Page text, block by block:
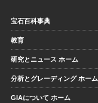
宝石百科事典
教育
研究とニュース ホーム
分析とグレーディング ホーム
GIAについて ホーム